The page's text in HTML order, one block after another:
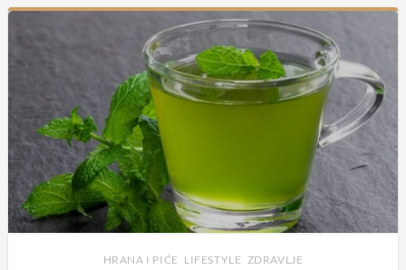
HRANA I PIĆE LIFESTYLE ZDRAVLJE